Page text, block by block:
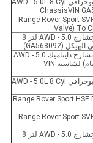
رانج روفر سبورت أوتوبايوجرافي AWD - 5.0L 8 Cyl
Range Rover Sport
Valve) To
رانج روفر سبورت سوبرتشارج AWD - 5.0 لتر 8
رانج روفر سبورت سوبرتشارج دايناميك AWD - 5.0
لتر 8 اسطوانات (32 صمام) لشاسيه VIN
رانج روفر سبورت أوتوبايوجرافي AWD - 5.0L 8 Cyl
Range Rover Sport
Range Rover Sport
رانج روفر سبورت سوبرتشارج AWD - 5.0 لتر 8